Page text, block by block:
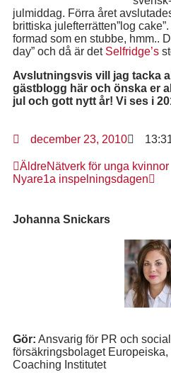
julmiddag. Förra året
brittiska julefterrätten”log
formad som en stubbe, hmm..
day” och då är det Selfridge’s
Avslutningsvis vill jag tacka
gästblogg här och önska er
jul och gott nytt år! Vi ses i
december 23, 2010
ÄldreNätverk för unga kvinnor
Nyare1a inspelningsdagen
Johanna Snickars
Gör: Ansvarig för PR och
försäkringsbolaget
Coaching Institutet